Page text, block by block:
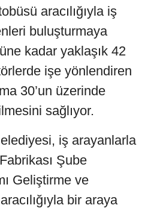
aracılığıyla iş
buluşturmaya
kadar yaklaşık 42
işe yönlendiren
30’un üzerinde
sağlıyor.
iş arayanlarla
Şube
Geliştirme ve
bir araya